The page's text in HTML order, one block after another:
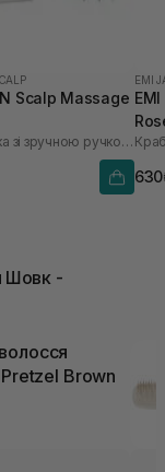
Scalp Massage
Масажна щітка зі зручною ручкою і м’якими силіконовими шипами
EMI
Шовк -
Brown